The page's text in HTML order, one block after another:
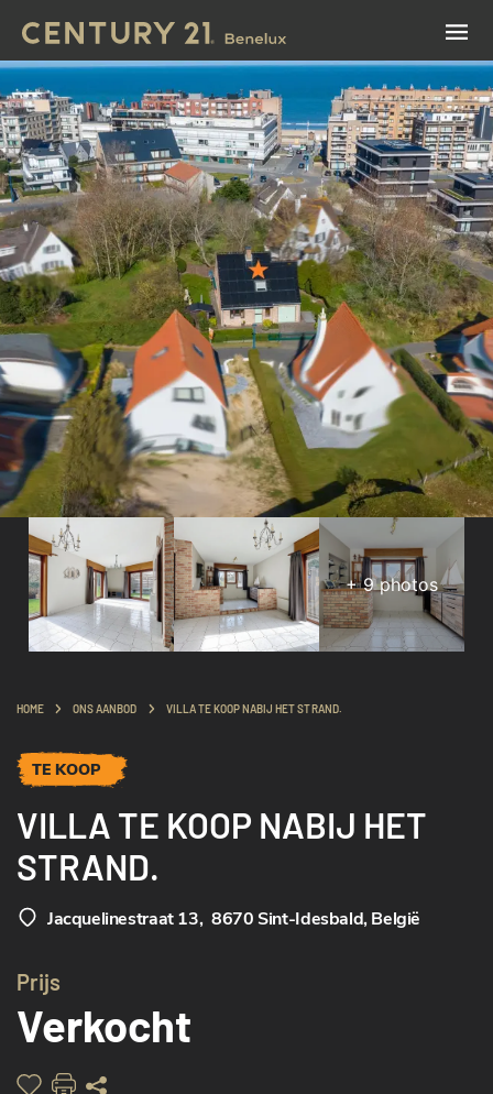
+9photos
HOME ONS AANBOD VILLA TE KOOP NABIJ HET STRAND.
TE KOOP
VILLA TE KOOP NABIJ HET
STRAND.
Jacquelinestraat 13, 8670 Sint-Idesbald, België
Prijs
Verkocht